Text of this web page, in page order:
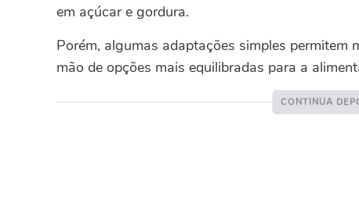
em açúcar e gordura.
Porém, algumas adaptações simples
mão de opções mais equilibradas para a